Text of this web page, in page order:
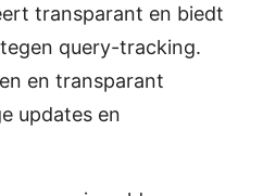
transparant en biedt
query-tracking.
en transparant
updates en